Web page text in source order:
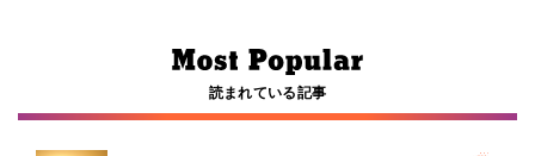
読まれている記事